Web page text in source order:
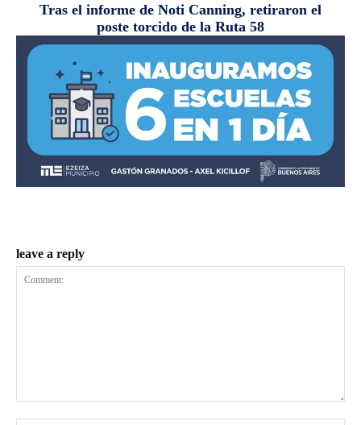
Tras el informe de Noti Canning, retiraron el
poste torcido de la Ruta 58
leave a reply